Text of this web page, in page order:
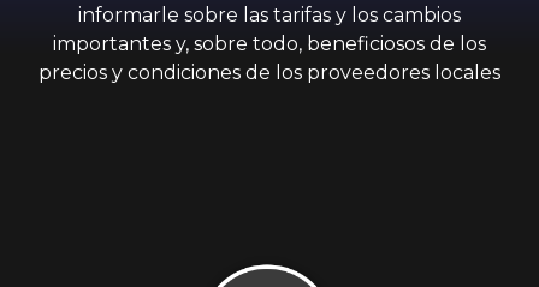
informarle sobre las tarifas y los cambios
importantes y, sobre todo, beneficiosos de los
precios y condiciones de los proveedores locales